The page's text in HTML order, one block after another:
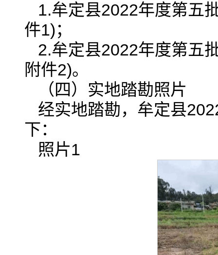
1.牟定县2022年度第五
件1)；
2.牟定县2022年度第五
附件2)。
（四）实地踏勘照片
经实地踏勘，牟定县
下：
照片1